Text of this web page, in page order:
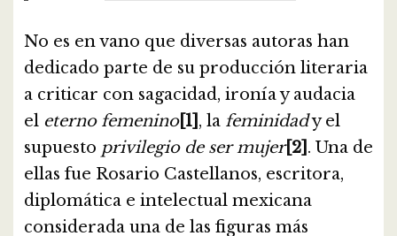
No es en vano que diversas autoras han
dedicado parte de su producción literaria
a criticar con sagacidad, ironía y audacia
el eterno femenino[1] , la feminidady el
supuesto privilegio de ser mujer[2] . Una de
ellas fue Rosario Castellanos, escritora,
diplomática e intelectual mexicana
considerada una de las figuras más